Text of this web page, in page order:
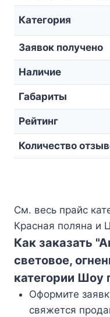
Категория
Заявок получено
Наличие
Габариты
Рейтинг
Количество
См. весь прайс
Красная поляна и
Как заказать
световое,
категории Шоу
Оформите
свяжется